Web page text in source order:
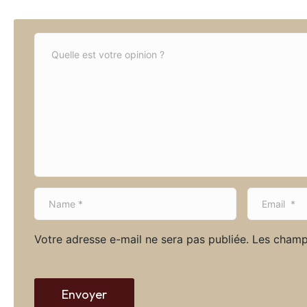
Votre adresse e-mail ne sera pas publiée. Les
C
N
e
E
i
Envoyer